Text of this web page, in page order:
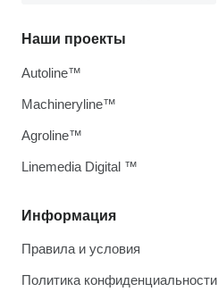
Информация
Правила и условия
Политика конфиденциальности
Наши проекты
Autoline™
Machineryline™
Agroline™
Linemedia Digital ™